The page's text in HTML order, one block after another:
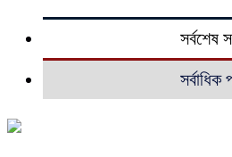
সর্বশেষ
সর্বাধিক